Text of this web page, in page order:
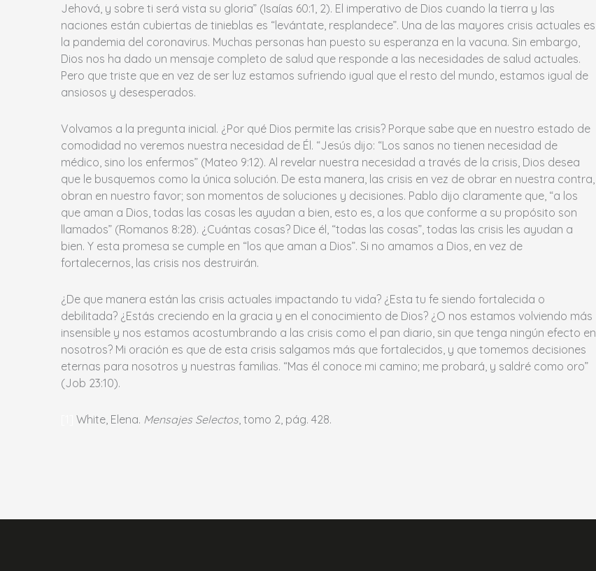
Jehová, y sobre ti será vista su gloria” (Isaías 60:1, 2). El imperativo de Dios cuando la tierra y las
naciones están cubiertas de tinieblas es “levántate, resplandece”. Una de las mayores crisis actuales es
la pandemia del coronavirus. Muchas personas han puesto su esperanza en la vacuna. Sin embargo,
Dios nos ha dado un mensaje completo de salud que responde a las necesidades de salud actuales.
Pero que triste que en vez de ser luz estamos sufriendo igual que el resto del mundo, estamos igual de
ansiosos y desesperados.
Volvamos a la pregunta inicial. ¿Por qué Dios permite las crisis? Porque sabe que en nuestro estado de
comodidad no veremos nuestra necesidad de Él. “Jesús dijo: “Los sanos no tienen necesidad de
médico, sino los enfermos” (Mateo 9:12). Al revelar nuestra necesidad a través de la crisis, Dios desea
que le busquemos como la única solución. De esta manera, las crisis en vez de obrar en nuestra contra,
obran en nuestro favor; son momentos de soluciones y decisiones. Pablo dijo claramente que, “a los
que aman a Dios, todas las cosas les ayudan a bien, esto es, a los que conforme a su propósito son
llamados” (Romanos 8:28). ¿Cuántas cosas? Dice él, “todas las cosas”, todas las crisis les ayudan a
bien. Y esta promesa se cumple en “los que aman a Dios”. Si no amamos a Dios, en vez de
fortalecernos, las crisis nos destruirán.
¿De que manera están las crisis actuales impactando tu vida? ¿Esta tu fe siendo fortalecida o
debilitada? ¿Estás creciendo en la gracia y en el conocimiento de Dios? ¿O nos estamos volviendo más
insensible y nos estamos acostumbrando a las crisis como el pan diario, sin que tenga ningún efecto en
nosotros? Mi oración es que de esta crisis salgamos más que fortalecidos, y que tomemos decisiones
eternas para nosotros y nuestras familias. “Mas él conoce mi camino; me probará, y saldré como oro”
(Job 23:10).
White, Elena. Mensajes Selectos , tomo 2, pág. 428.